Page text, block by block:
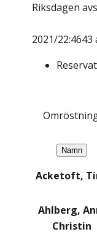
Riksdagen
2021/22:4643
Namn
Acketoft,
Ahlberg,
Christin